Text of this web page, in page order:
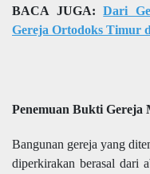
BACA JUGA:Dari
Gereja Ortodoks Timur
Penemuan Bukti
Bangunan gereja yang
diperkirakan berasal dari